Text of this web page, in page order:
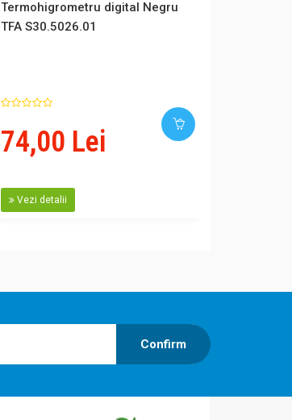
Termohigrometru digital Negru
TFA S30.5026.01
74,00 Lei
Vezi detalii
Confirm